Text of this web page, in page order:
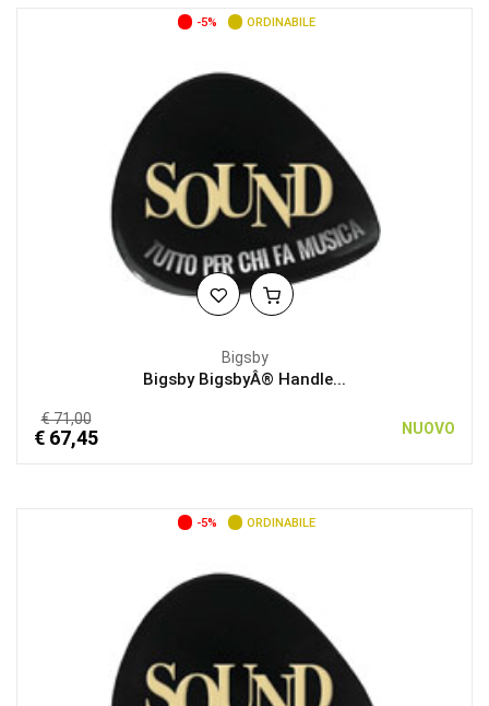
-5% ORDINABILE
Bigsby
Bigsby BigsbyÂ® Handle...
€ 71,00
€ 67,45 NUOVO
-5% ORDINABILE